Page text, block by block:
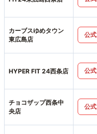
カーブスゆめタウン
東広島店
公式
HYPER FIT 24西条店 公式
チョコザップ西条中
央店
公式